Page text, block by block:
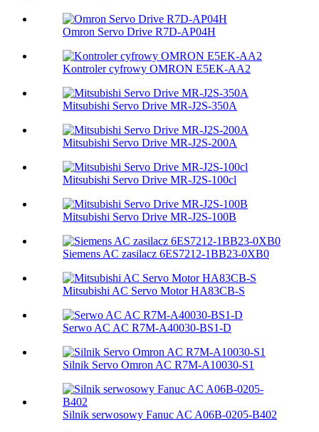
Omron Servo Drive R7D-AP04H
Kontroler cyfrowy OMRON E5EK-AA2
Mitsubishi Servo Drive MR-J2S-350A
Mitsubishi Servo Drive MR-J2S-200A
Mitsubishi Servo Drive MR-J2S-100cl
Mitsubishi Servo Drive MR-J2S-100B
Siemens AC zasilacz 6ES7212-1BB23-0XB0
Mitsubishi AC Servo Motor HA83CB-S
Serwo AC AC R7M-A40030-BS1-D
Silnik Servo Omron AC R7M-A10030-S1
Silnik serwosowy Fanuc AC A06B-0205-B402